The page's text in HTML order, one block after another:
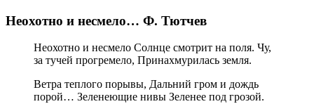
Неохотно и несмело… Ф. Тютчев
Неохотно и несмело Солнце смотрит на поля. Чу,
за тучей прогремело, Принахмурилась земля.
Ветра теплого порывы, Дальний гром и дождь
порой… Зеленеющие нивы Зеленее под грозой.